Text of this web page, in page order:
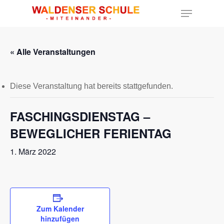
« Alle Veranstaltungen
Diese Veranstaltung hat bereits stattgefunden.
FASCHINGSDIENSTAG –
BEWEGLICHER FERIENTAG
1. März 2022
Zum Kalender
hinzufügen